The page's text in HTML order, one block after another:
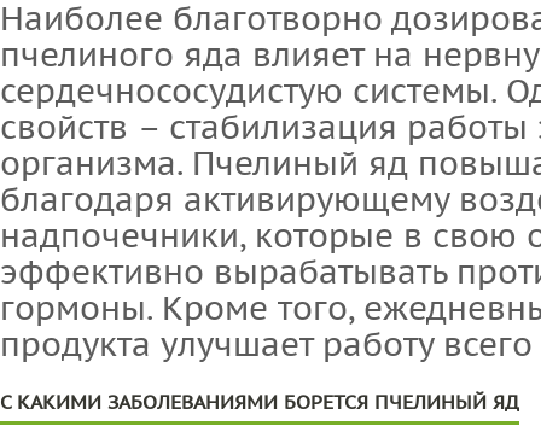
Наиболее благотворно
пчелиного яда влияет на
сердечнососудистую системы.
свойств – стабилизация
организма. Пчелиный яд
благодаря активирующему
надпочечники, которые в свою
эффективно вырабатывать
гормоны. Кроме того,
продукта улучшает работу
С КАКИМИ ЗАБОЛЕВАНИЯМИ БОРЕТСЯ ПЧЕЛИНЫЙ ЯД